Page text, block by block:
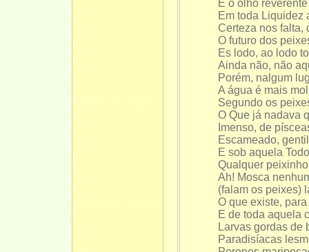
E o olho
Em toda Liquidez
Certeza nos falta,
O futuro dos
Es lodo, ao lodo
Ainda não, não
Porém, nalgum
A água é mais
Segundo os
O Que já nadava
Imenso, de
Escameado,
E sob aquela
Qualquer
Ah! Mosca
(falam os peixes)
O que existe,
E de toda aquela
Larvas gordas de
Paradisíacas